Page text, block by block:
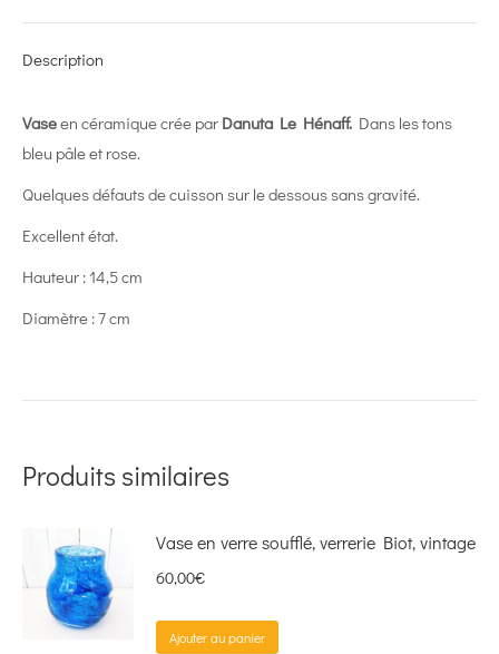
Description
Vaseen céramique crée par Danuta Le Hénaff. Dans les tons
bleu pâle et rose.
Quelques défauts de cuisson sur le dessous sans gravité.
Excellent état.
Hauteur : 14,5 cm
Diamètre : 7 cm
Produits similaires
Vase en verre soufflé, verrerie Biot, vintage
60,00€
Ajouter au panier